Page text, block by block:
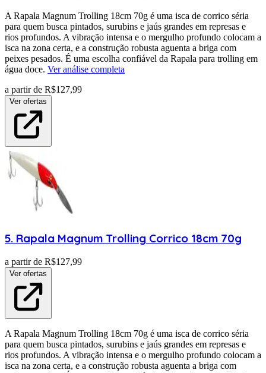
A Rapala Magnum Trolling 18cm 70g é uma isca de corrico séria
para quem busca pintados, surubins e jaús grandes em represas e
rios profundos. A vibração intensa e o mergulho profundo colocam a
isca na zona certa, e a construção robusta aguenta a briga com
peixes pesados. É uma escolha confiável da Rapala para trolling em
água doce. Ver análise completa
a partir de R$127,99
Ver ofertas
5. Rapala Magnum Trolling Corrico 18cm 70g
a partir de R$127,99
Ver ofertas
A Rapala Magnum Trolling 18cm 70g é uma isca de corrico séria
para quem busca pintados, surubins e jaús grandes em represas e
rios profundos. A vibração intensa e o mergulho profundo colocam a
isca na zona certa, e a construção robusta aguenta a briga com